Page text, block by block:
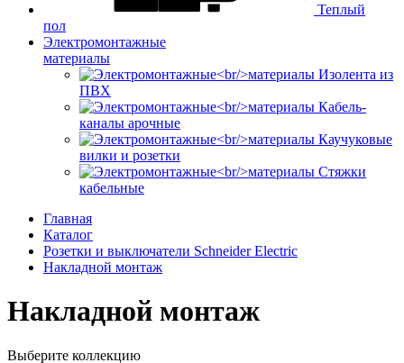
Теплый
пол
Электромонтажные
материалы
Изолента из
ПВХ
Кабель-
каналы арочные
Каучуковые
вилки и розетки
Стяжки
кабельные
Главная
Каталог
Розетки и выключатели Schneider Electric
Накладной монтаж
Накладной монтаж
Выберите коллекцию